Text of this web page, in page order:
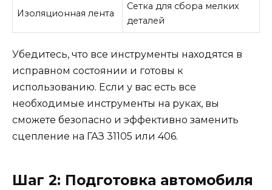
Изоляционная лента
Сетка для сбора мелких
деталей
Убедитесь, что все инструменты находятся в
исправном состоянии и готовы к
использованию. Если у вас есть все
необходимые инструменты на руках, вы
сможете безопасно и эффективно заменить
сцепление на ГАЗ 31105 или 406.
Шаг 2: Подготовка автомобиля